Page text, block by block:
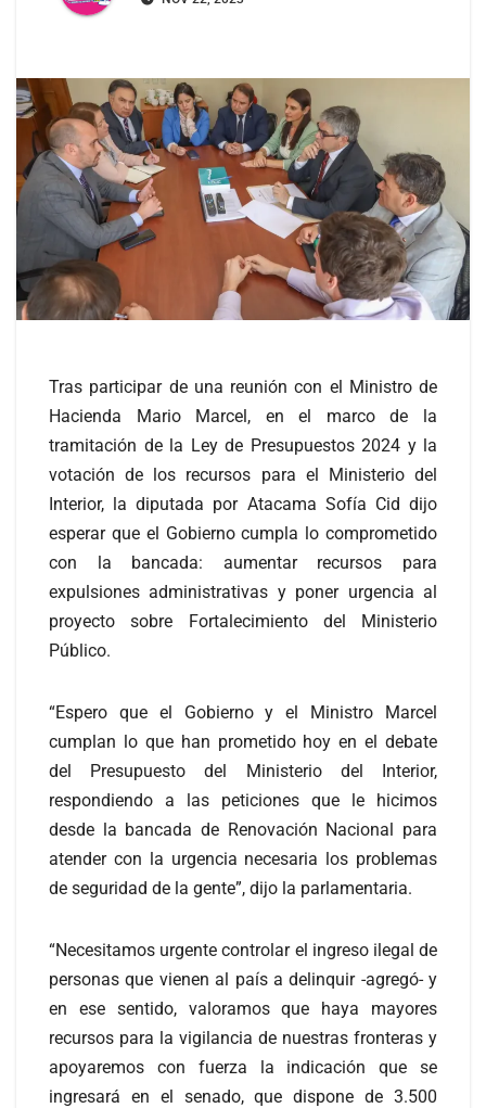
Tras participar de una reunión con el Ministro de
Hacienda Mario Marcel, en el marco de la
tramitación de la Ley de Presupuestos 2024 y la
votación de los recursos para el Ministerio del
Interior, la diputada por Atacama Sofía Cid dijo
esperar que el Gobierno cumpla lo comprometido
con la bancada: aumentar recursos para
expulsiones administrativas y poner urgencia al
proyecto sobre Fortalecimiento del Ministerio
Público.
“Espero que el Gobierno y el Ministro Marcel
cumplan lo que han prometido hoy en el debate
del Presupuesto del Ministerio del Interior,
respondiendo a las peticiones que le hicimos
desde la bancada de Renovación Nacional para
atender con la urgencia necesaria los problemas
de seguridad de la gente”, dijo la parlamentaria.
“Necesitamos urgente controlar el ingreso ilegal de
personas que vienen al país a delinquir -agregó- y
en ese sentido, valoramos que haya mayores
recursos para la vigilancia de nuestras fronteras y
apoyaremos con fuerza la indicación que se
ingresará en el senado, que dispone de 3.500